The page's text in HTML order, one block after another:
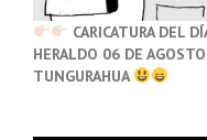
CARICATURA DEL
HERALDO 06 DE
TUNGURAHUA